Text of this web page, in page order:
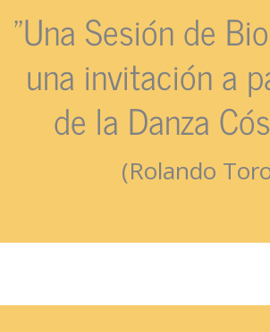
"Una Sesión de
una invitación a
de la Danza
(Rolando